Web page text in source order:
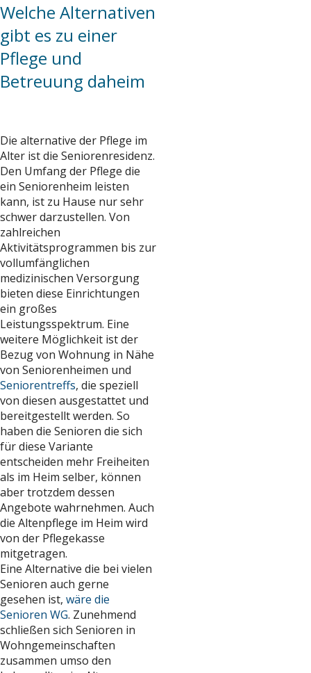
Welche Alternativen
gibt es zu einer
Pflege und
Betreuung daheim
Die alternative der Pflege im
Alter ist die Seniorenresidenz.
Den Umfang der Pflege die
ein Seniorenheim leisten
kann, ist zu Hause nur sehr
schwer darzustellen. Von
zahlreichen
Aktivitätsprogrammen bis zur
vollumfänglichen
medizinischen Versorgung
bieten diese Einrichtungen
ein großes
Leistungsspektrum. Eine
weitere Möglichkeit ist der
Bezug von Wohnung in Nähe
von Seniorenheimen und
Seniorentreffs, die speziell
von diesen ausgestattet und
bereitgestellt werden. So
haben die Senioren die sich
für diese Variante
entscheiden mehr Freiheiten
als im Heim selber, können
aber trotzdem dessen
Angebote wahrnehmen. Auch
die Altenpflege im Heim wird
von der Pflegekasse
mitgetragen.
Eine Alternative die bei vielen
Senioren auch gerne
gesehen ist, wäre die
Senioren WG. Zunehmend
schließen sich Senioren in
Wohngemeinschaften
zusammen umso den